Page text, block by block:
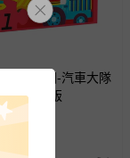
階式拼圖-汽車大隊
2025新版